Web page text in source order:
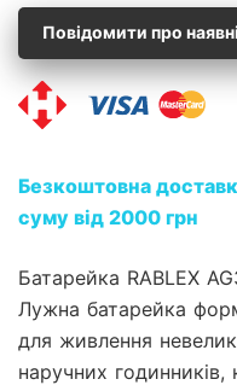
Повідомити про
Безкоштовна
суму від 2000 грн
Батарейка RABLEX
Лужна батарейка
для живлення
наручних годинників,